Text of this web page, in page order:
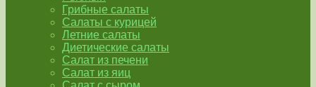
Грибные салаты
Салаты с курицей
Летние салаты
Диетические салаты
Салат из печени
Салат из яиц